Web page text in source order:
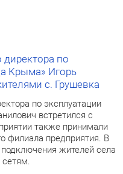
директора по
Крыма» Игорь
с. Грушевка
по эксплуатации
встретился с
также принимали
филиала предприятия. В
жителей села